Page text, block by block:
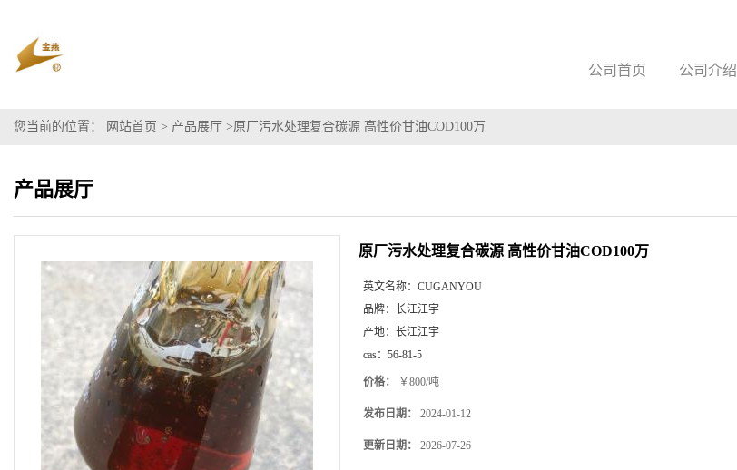
公司首页 公司介绍
您当前的位置： 网站首页 > 产品展厅 >原厂污水处理复合碳源 高性价甘油COD100万
产品展厅
原厂污水处理复合碳源 高性价甘油COD100万
英文名称： CUGANYOU
品牌： 长江江宇
产地： 长江江宇
cas： 56-81-5
价格： ￥800/吨
发布日期： 2024-01-12
更新日期： 2026-07-26